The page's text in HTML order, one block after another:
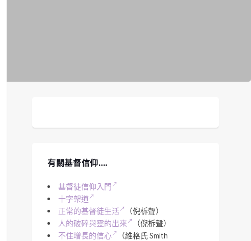
有關基督信仰….
基督徒信仰入門
十字架道
正常的基督徒生活
（倪柝聲）
人的破碎與靈的出來
（倪柝聲）
不住增長的信心
（維格氏 Smith